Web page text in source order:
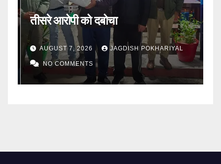
तीसरे आरोपी को दबोचा
AUGUST 7, 2026 JAGDISH POKHARIYAL
NO COMMENTS